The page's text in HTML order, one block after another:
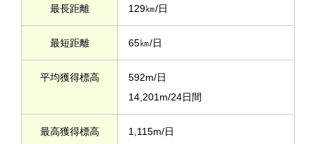
最長距離 129㎞/日
最短距離 65㎞/日
平均獲得標高
592m/日
14,201m/24日間
最高獲得標高
1,115m/日